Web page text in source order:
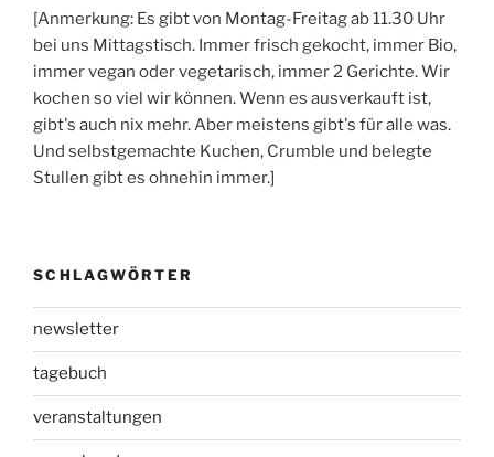
[Anmerkung: Es gibt von Montag-Freitag ab 11.30 Uhr
bei uns Mittagstisch. Immer frisch gekocht, immer Bio,
immer vegan oder vegetarisch, immer 2 Gerichte. Wir
kochen so viel wir können. Wenn es ausverkauft ist,
gibt's auch nix mehr. Aber meistens gibt's für alle was.
Und selbstgemachte Kuchen, Crumble und belegte
Stullen gibt es ohnehin immer.]
SCHLAGWÖRTER
newsletter
tagebuch
veranstaltungen